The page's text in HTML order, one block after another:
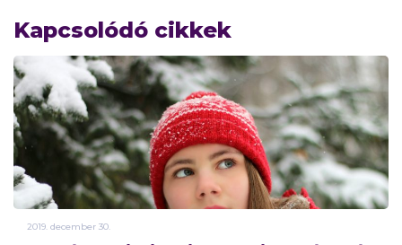
Kapcsolódó cikkek
2019. december 30.